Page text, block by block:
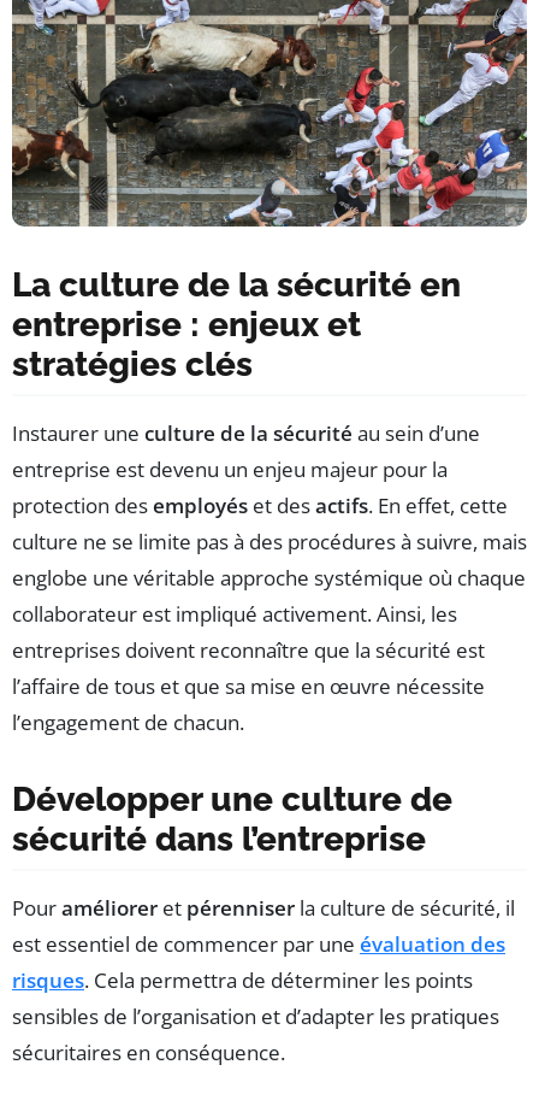
La culture de la sécurité en
entreprise : enjeux et
stratégies clés
Instaurer une culture de la sécurité au sein d’une
entreprise est devenu un enjeu majeur pour la
protection desemployés et desactifs. En effet, cette
culture ne se limite pas à des procédures à suivre, mais
englobe une véritable approche systémique où chaque
collaborateur est impliqué activement. Ainsi, les
entreprises doivent reconnaître que la sécurité est
l’affaire de tous et que sa mise en œuvre nécessite
l’engagement de chacun.
Développer une culture de
sécurité dans l’entreprise
Pouraméliorer et pérenniser la culture de sécurité, il
est essentiel de commencer par une évaluation des
risques. Cela permettra de déterminer les points
sensibles de l’organisation et d’adapter les pratiques
sécuritaires en conséquence.